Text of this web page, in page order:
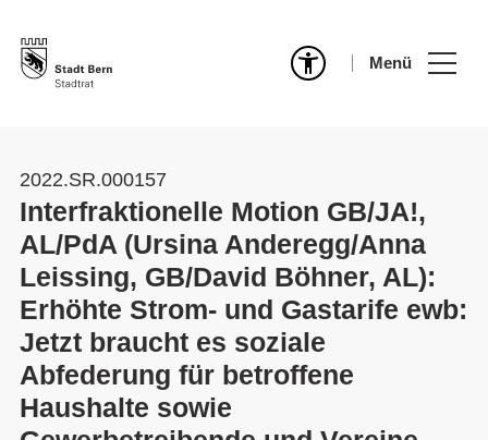
Menü
2022.SR.000157
Interfraktionelle Motion GB/JA!,
AL/PdA (Ursina Anderegg/Anna
Leissing, GB/David Böhner, AL):
Erhöhte Strom- und Gastarife ewb:
Jetzt braucht es soziale
Abfederung für betroffene
Haushalte sowie